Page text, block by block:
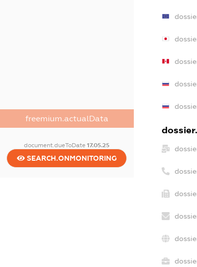
freemium.actualData
document.dueToDate17.05.25
SEARCH.ONMONITORING